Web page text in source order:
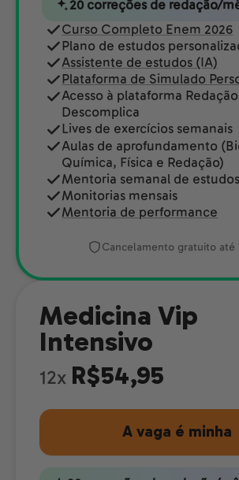
20 correções de redação/
Curso Completo Enem 2026
Plano de estudos
Assistente de estudos (IA)
Plataforma de Simulado
Acesso à plataforma Redação
Descomplica
Lives de exercícios semanais
Aulas de aprofundamento
Química, Física e Redação)
Mentoria semanal de estudos
Monitorias mensais
Mentoria de performance
Cancelamento gratuito até
Medicina Vip
Intensivo
12x R$54,95
A vaga é minha